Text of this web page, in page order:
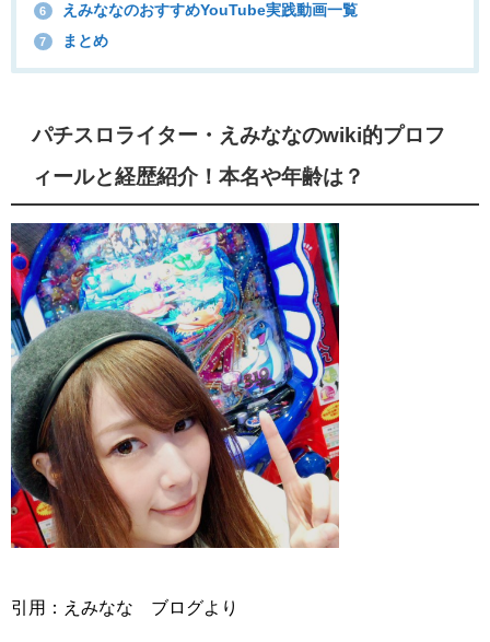
6 えみななのおすすめYouTube実践動画一覧
7 まとめ
パチスロライター・えみななのwiki的プロフ
ィールと経歴紹介！本名や年齢は？
引用：えみなな ブログより